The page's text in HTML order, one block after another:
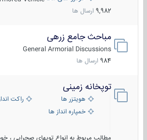
9,982 ارسال ها
مباحث جامع زرهی
General Armorial Discussions
984 ارسال ها
توپخانه زمینی
هویتزر ها
راکت انداز
خمپاره انداز ها
مطالب مربوط به انواع توپهای صحرایی ،